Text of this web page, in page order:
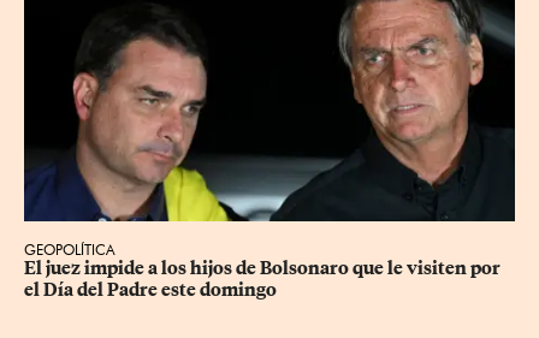
GEOPOLÍTICA
El juez impide a los hijos de Bolsonaro que le visiten por
el Día del Padre este domingo